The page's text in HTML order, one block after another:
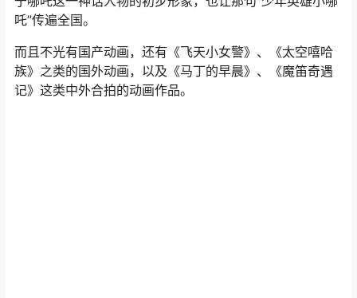
吒”传遍全国。
而且不光有国产动画，还有《飞天小女警》、《太空嘻哈
族》之类的国外动画，以及《马丁的早晨》、《魔笛奇遇
记》这类中外合拍的动画作品。